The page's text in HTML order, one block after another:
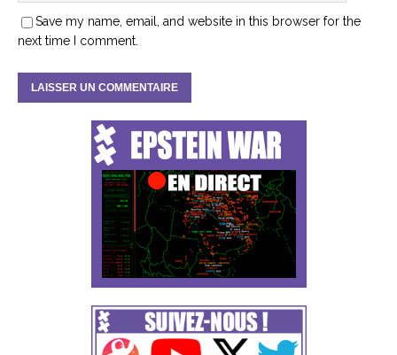
Save my name, email, and website in this browser for the
next time I comment.